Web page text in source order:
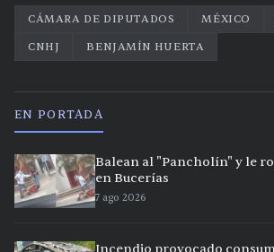
CÁMARA DE DIPUTADOS MÉXICO
CNHJ
BENJAMÍN HUERTA
EN PORTADA
Balean al "Pancholín" y le
en Bucerías
7 ago 2026